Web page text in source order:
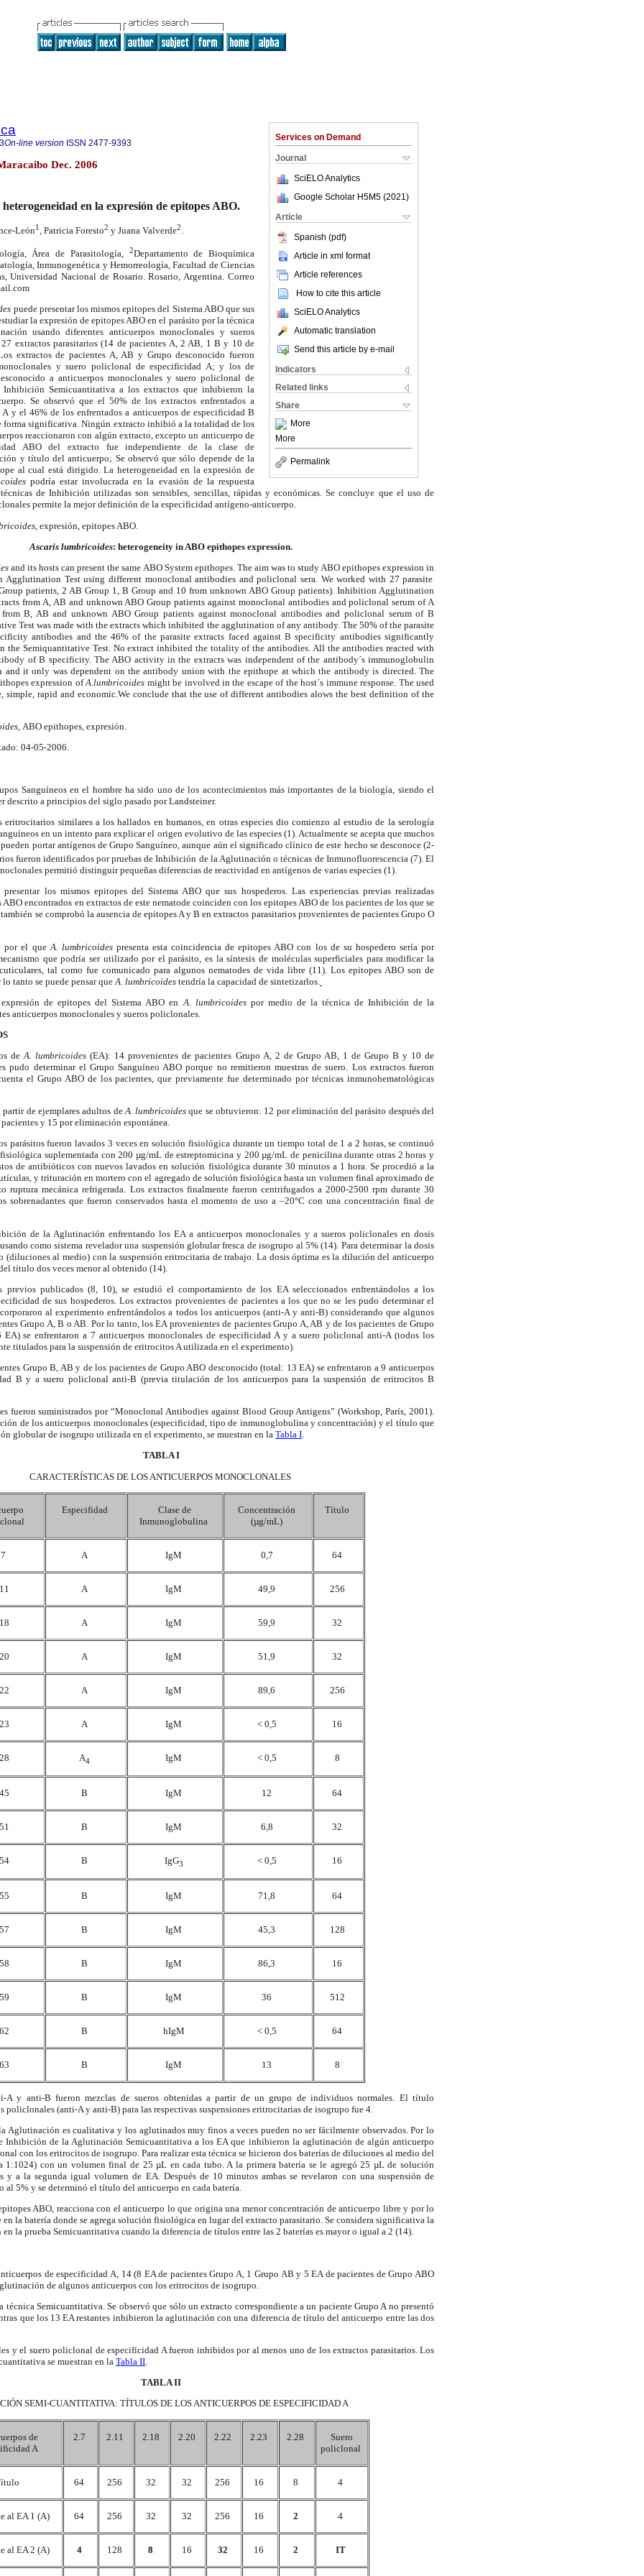
Services on Demand
Journal
SciELO Analytics
Google Scholar H5M5 (2021 )
Article
Spanish (pdf)
Article in xml format
Article references
How to cite this article
SciELO Analytics
Automatic translation
Send this article by e-mail
Indicators
Related links
Share
More
More
Permalink
On-line version ISSN 2477-9393
Dec. 2006
heterogeneidad en la expresión de epitopes ABO.
León1 , Patricia Foresto2 y Juana Valverde2
Área de Parasitología, 2Departamento de Bioquímica
Inmunogenética y Hemorreología, Facultad de Ciencias
Universidad Nacional de Rosario. Rosario, Argentina. Correo
puede presentar los mismos epitopes del Sistema ABO que sus
la expresión de epitopes ABO en el parásito por la técnica
usando diferentes anticuerpos monoclonales y sueros
extractos parasitarios (14 de pacientes A, 2 AB, 1 B y 10 de
extractos de pacientes A, AB y Grupo desconocido fueron
y suero policlonal de especificidad A; y los de
a anticuerpos monoclonales y suero policlonal de
Semicuantitativa a los extractos que inhibieron la
Se observó que el 50% de los extractos enfrentados a
y el 46% de los enfrentados a anticuerpos de especificidad B
significativa. Ningún extracto inhibió a la totalidad de los
reaccionaron con algún extracto, excepto un anticuerpo de
ABO del extracto fue independiente de la clase de
y título del anticuerpo; Se observó que sólo depende de la
al cual está dirigido. La heterogeneidad en la expresión de
podría estar involucrada en la evasión de la respuesta
de Inhibición utilizadas son sensibles, sencillas, rápidas y económicas. Se concluye que el uso de
permite la mejor definición de la especificidad antígeno-anticuerpo.
expresión, epitopes ABO.
Ascaris lumbricoides: heterogeneity in ABO epithopes expression.
and its hosts can present the same ABO System epithopes. The aim was to study ABO epithopes expression in
Test using different monoclonal antibodies and policlonal sera. We worked with 27 parasite
patients, 2 AB Group 1, B Group and 10 from unknown ABO Group patients). Inhibition Agglutination
from A, AB and unknown ABO Group patients against monoclonal antibodies and policlonal serum of A
B, AB and unknown ABO Group patients against monoclonal antibodies and policlonal serum of B
Test was made with the extracts which inhibited the agglutination of any antibody. The 50% of the parasite
antibodies and the 46% of the parasite extracts faced against B specificity antibodies significantly
Semiquantitative Test. No extract inhibited the totality of the antibodies. All the antibodies reacted with
of B specificity. The ABO activity in the extracts was independent of the antibody´s immunoglobulin
and it only was dependent on the antibody union with the epithope at which the antibody is directed. The
expression ofA.lumbricoides might be involved in the escape of the host´s immune response. The used
simple, rapid and economic.We conclude that the use of different antibodies alows the best definition of the
ABO epithopes, expresión.
04-05-2006.
Sanguíneos en el hombre ha sido uno de los acontecimientos más importantes de la biología, siendo el
descrito a principios del siglo pasado por Landsteiner.
eritrocitarios similares a los hallados en humanos, en otras especies dio comienzo al estudio de la serología
en un intento para explicar el origen evolutivo de las especies (1). Actualmente se acepta que muchos
portar antígenos de Grupo Sanguíneo, aunque aún el significado clínico de este hecho se desconoce (2-
fueron identificados por pruebas de Inhibición de la Aglutinación o técnicas de Inmunofluorescencia (7). El
permitió distinguir pequeñas diferencias de reactividad en antígenos de varias especies (1).
presentar los mismos epitopes del Sistema ABO que sus hospederos. Las experiencias previas realizadas
encontrados en extractos de este nematode coinciden con los epitopes ABO de los pacientes de los que se
se comprobó la ausencia de epitopes A y B en extractos parasitarios provenientes de pacientes Grupo O
por el que A. lumbricoidespresenta esta coincidencia de epitopes ABO con los de su hospedero sería por
que podría ser utilizado por el parásito, es la síntesis de moléculas superficiales para modificar la
tal como fue comunicado para algunos nematodes de vida libre (11). Los epitopes ABO son de
tanto se puede pensar queA. lumbricoides tendría la capacidad de sintetizarlos.
de epitopes del Sistema ABO en A. lumbricoidespor medio de la técnica de Inhibición de la
anticuerpos monoclonales y sueros policlonales.
deA. lumbricoides(EA): 14 provenientes de pacientes Grupo A, 2 de Grupo AB, 1 de Grupo B y 10 de
pudo determinar el Grupo Sanguíneo ABO porque no remitieron muestras de suero. Los extractos fueron
el Grupo ABO de los pacientes, que previamente fue determinado por técnicas inmunohematológicas
partir de ejemplares adultos deA. lumbricoides que se obtuvieron: 12 por eliminación del parásito después del
y 15 por eliminación espontánea.
parásitos fueron lavados 3 veces en solución fisiológica durante un tiempo total de 1 a 2 horas, se continuó
suplementada con 200 µg/mL de estreptomicina y 200 µg/mL de penicilina durante otras 2 horas y
de antibióticos con nuevos lavados en solución fisiológica durante 30 minutos a 1 hora. Se procedió a la
y trituración en mortero con el agregado de solución fisiológica hasta un volumen final aproximado de
ruptura mecánica refrigerada. Los extractos finalmente fueron centrifugados a 2000-2500 rpm durante 30
sobrenadantes que fueron conservados hasta el momento de uso a –20°C con una concentración final de
de la Aglutinación enfrentando los EA a anticuerpos monoclonales y a sueros policlonales en dosis
como sistema revelador una suspensión globular fresca de isogrupo al 5% (14). Para determinar la dosis
(diluciones al medio) con la suspensión eritrocitaria de trabajo. La dosis óptima es la dilución del anticuerpo
título dos veces menor al obtenido (14).
previos publicados (8, 10), se estudió el comportamiento de los EA seleccionados enfrentándolos a los
de sus hospederos. Los extractos provenientes de pacientes a los que no se les pudo determinar el
al experimento enfrentándolos a todos los anticuerpos (anti-A y anti-B) considerando que algunos
Grupo A, B o AB. Por lo tanto, los EA provenientes de pacientes Grupo A, AB y de los pacientes de Grupo
se enfrentaron a 7 anticuerpos monoclonales de especificidad A y a suero policlonal anti-A (todos los
titulados para la suspensión de eritrocitos A utilizada en el experimento).
Grupo B, AB y de los pacientes de Grupo ABO desconocido (total: 13 EA) se enfrentaron a 9 anticuerpos
B y a suero policlonal anti-B (previa titulación de los anticuerpos para la suspensión de eritrocitos B
fueron suministrados por “Monoclonal Antibodies against Blood Group Antigens” (Workshop, París, 2001).
de los anticuerpos monoclonales (especificidad, tipo de inmunoglobulina y concentración) y el título que
globular de isogrupo utilizada en el experimento, se muestran en la Tabla I.
TABLA I
CARACTERÍSTICAS DE LOS ANTICUERPOS MONOCLONALES
Especifidad
Clase de
Inmunoglobulina
Concentración
(µg/mL)
Título
A IgM 0,7 64
A IgM 49,9 256
A IgM 59,9 32
A IgM 51,9 32
A IgM 89,6 256
A IgM < 0,5 16
A4 IgM < 0,5 8
B IgM 12 64
B IgM 6,8 32
B IgG3 < 0,5 16
B IgM 71,8 64
B IgM 45,3 128
B IgM 86,3 16
B IgM 36 512
B hIgM < 0,5 64
B IgM 13 8
A y anti-B fueron mezclas de sueros obtenidas a partir de un grupo de individuos normales. El título
policlonales (anti-A y anti-B) para las respectivas suspensiones eritrocitarias de isogrupo fue 4.
Aglutinación es cualitativa y los aglutinados muy finos a veces pueden no ser fácilmente observados. Por lo
Inhibición de la Aglutinación Semicuantitativa a los EA que inhibieron la aglutinación de algún anticuerpo
con los eritrocitos de isogrupo. Para realizar esta técnica se hicieron dos baterías de diluciones al medio del
1:1024) con un volumen final de 25 µL en cada tubo. A la primera batería se le agregó 25 µL de solución
a la segunda igual volumen de EA. Después de 10 minutos ambas se revelaron con una suspensión de
al 5% y se determinó el título del anticuerpo en cada batería.
ABO, reacciona con el anticuerpo lo que origina una menor concentración de anticuerpo libre y por lo
la batería donde se agrega solución fisiológica en lugar del extracto parasitario. Se considera significativa la
la prueba Semicuantitativa cuando la diferencia de títulos entre las 2 baterías es mayor o igual a 2 (14).
de especificidad A, 14 (8 EA de pacientes Grupo A, 1 Grupo AB y 5 EA de pacientes de Grupo ABO
de algunos anticuerpos con los eritrocitos de isogrupo.
técnica Semicuantitativa. Se observó que sólo un extracto correspondiente a un paciente Grupo A no presentó
que los 13 EA restantes inhibieron la aglutinación con una diferencia de título del anticuerpo entre las dos
y el suero policlonal de especificidad A fueron inhibidos por al menos uno de los extractos parasitarios. Los
se muestran en la Tabla II.
TABLA II
SEMI-CUANTITATIVA: TÍTULOS DE LOS ANTICUERPOS DE ESPECIFICIDAD A
de
A
2.7 2.11 2.18 2.20 2.22 2.23 2.28
Suero
policlonal
64 256 32 32 256 16 8 4
al EA 1 (A) 64 256 32 32 256 16 2 4
al EA 2 (A) 4 128 8 16 32 16 2 IT